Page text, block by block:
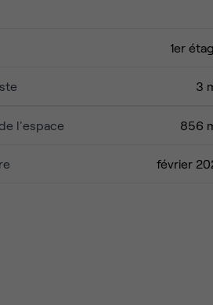
culturelle de renommée mondiale
1er
3
l'espace 856
février